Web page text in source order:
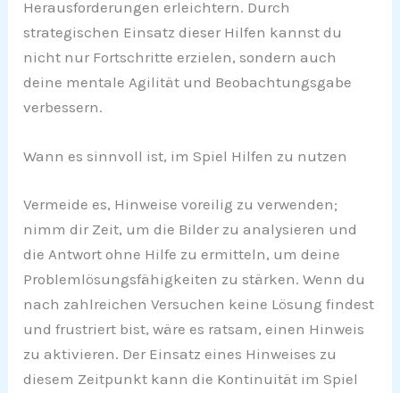
Herausforderungen erleichtern. Durch
strategischen Einsatz dieser Hilfen kannst du
nicht nur Fortschritte erzielen, sondern auch
deine mentale Agilität und Beobachtungsgabe
verbessern.
Wann es sinnvoll ist, im Spiel Hilfen zu nutzen
Vermeide es, Hinweise voreilig zu verwenden;
nimm dir Zeit, um die Bilder zu analysieren und
die Antwort ohne Hilfe zu ermitteln, um deine
Problemlösungsfähigkeiten zu stärken. Wenn du
nach zahlreichen Versuchen keine Lösung findest
und frustriert bist, wäre es ratsam, einen Hinweis
zu aktivieren. Der Einsatz eines Hinweises zu
diesem Zeitpunkt kann die Kontinuität im Spiel